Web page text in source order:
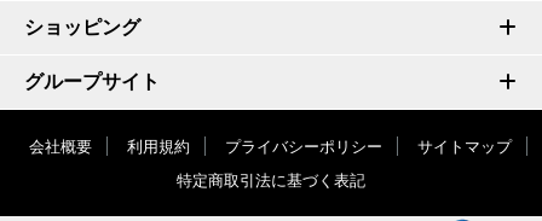
ショッピング
グループサイト
会社概要 利用規約 プライバシーポリシー
サイトマップ
特定商取引法に基づく表記